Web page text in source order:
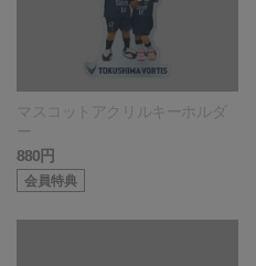
マスコットアクリルキーホルダ
ー
880円
会員特典